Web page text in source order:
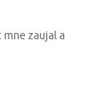
mne zaujal a